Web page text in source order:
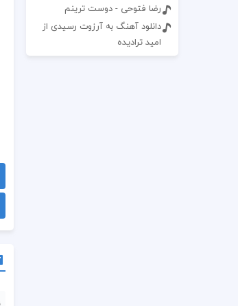
رضا فتوحی - دوست ترینم
دانلود آهنگ به آرزوت رسیدی از
امید ترادیده